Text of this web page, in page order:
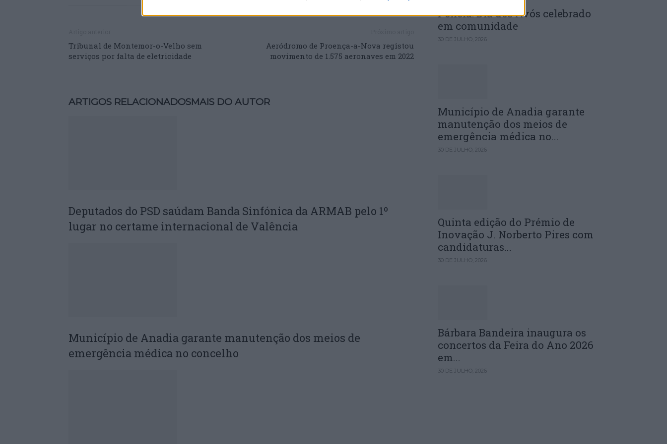
Tribunal de Montemor-o-Velho sem
serviços por falta de eletricidade
Aeródromo de Proença-a-Nova registou
movimento de 1.575 aeronaves em 2022
ARTIGOS RELACIONADOSMAIS DO AUTOR
Deputados do PSD saúdam Banda Sinfónica da ARMAB pelo 1º
lugar no certame internacional de Valência
Município de Anadia garante manutenção dos meios de
emergência médica no concelho
Penela: Dia dos Avós celebrado
em comunidade
30 DE JULHO, 2026
Município de Anadia garante
manutenção dos meios de
emergência médica no...
30 DE JULHO, 2026
Quinta edição do Prémio de
Inovação J. Norberto Pires com
candidaturas...
30 DE JULHO, 2026
Bárbara Bandeira inaugura os
concertos da Feira do Ano 2026
em...
30 DE JULHO, 2026